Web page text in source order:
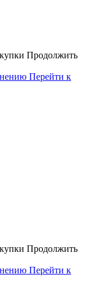
Продолжить
Перейти к
Продолжить
Перейти к